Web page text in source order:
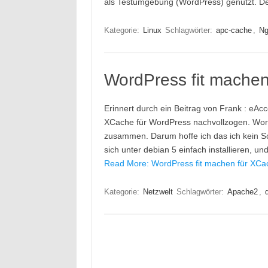
Kategorie: Linux Schlagwörter: apc-cache ,
WordPress fit
Erinnert durch ein Beitrag von Frank :
XCache für WordPress nachvollzogen.
zusammen. Darum hoffe ich das ich kein
sich unter debian 5 einfach installieren,
Read More: WordPress fit machen für
Kategorie: Netzwelt Schlagwörter: Apache2 ,